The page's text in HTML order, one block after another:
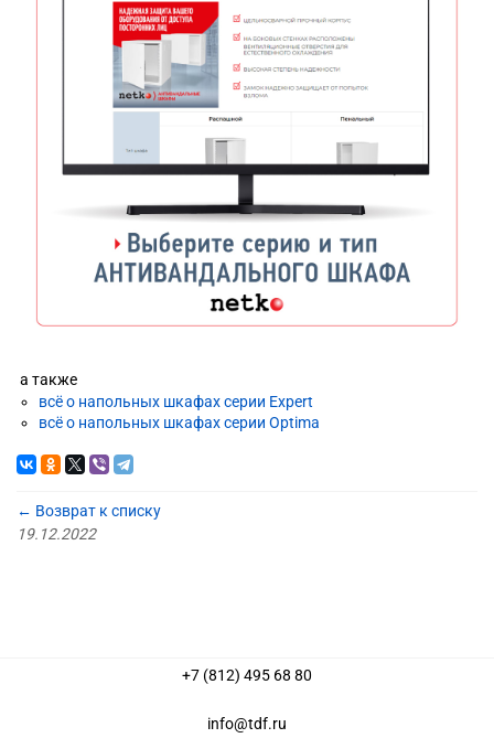
а также
всё о напольных шкафах серии Expert
всё о напольных шкафах серии Optima
← Возврат к списку
19.12.2022
+7 (812) 495 68 80
info@tdf.ru